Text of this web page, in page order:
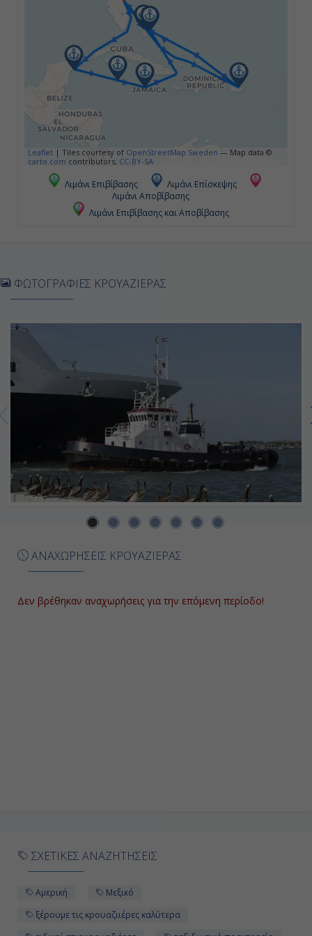
Ημέρα 5η
18:00
Ημέρα 6η
Νασσάου, Μπαχάμες
Ημέρα 8η
Πορτ Κανάβεραλ - Ορλάντο, Η.Π.Α.
Leaflet | Tiles courtesy of OpenStreetMap Sweden — Map data ©
carto.com contributors, CC-BY-SA
Λιμάνι Επιβίβασης
Λιμάνι Επίσκεψης
Λιμάνι Αποβίβασης
Λιμάνι Επιβίβασης και Αποβίβασης
ΑΝΑΧΩΡΗΣΕΙΣ ΚΡΟΥΑΖΙΕΡΑΣ
Δεν βρέθηκαν αναχωρήσεις για την επόμενη περίοδο!
ΦΩΤΟΓΡΑΦΙΕΣ ΚΡΟΥΑΖΙΕΡΑΣ
ΣΧΕΤΙΚΕΣ ΑΝΑΖΗΤΗΣΕΙΣ
Αμερική
Μεξικό
ξέρουμε τις κρουαζιιέρες καλύτερα